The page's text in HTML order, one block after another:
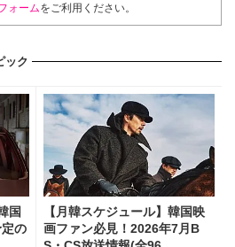
ォームをご利用ください。
ック
国
の
【月韓スケジュール】韓国映
画ファン必見！2026年7月B